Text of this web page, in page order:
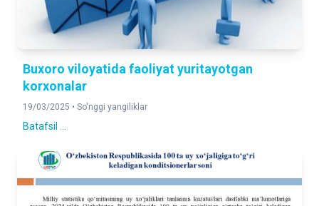
Buxoro viloyatida faoliyat yuritayotgan
korxonalar
19/03/2025 • So'nggi yangiliklar
Batafsil ...